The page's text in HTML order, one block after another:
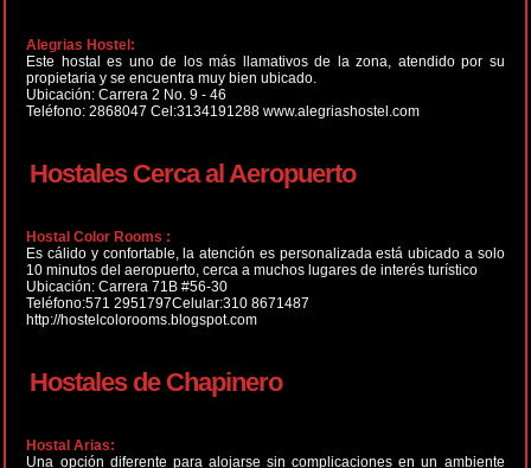
Alegrias Hostel:
Este hostal es uno de los más llamativos de la zona, atendido por su
propietaria y se encuentra muy bien ubicado.
Ubicación: Carrera 2 No. 9 - 46
Teléfono: 2868047 Cel:3134191288 www.alegriashostel.com
Hostales Cerca al Aeropuerto
Hostal Color Rooms :
Es cálido y confortable, la atención es personalizada está ubicado a solo
10 minutos del aeropuerto, cerca a muchos lugares de interés turístico
Ubicación: Carrera 71B #56-30
Teléfono:571 2951797Celular:310 8671487
http://hostelcolorooms.blogspot.com
Hostales de Chapinero
Hostal Arias:
Una opción diferente para alojarse sin complicaciones en un ambiente